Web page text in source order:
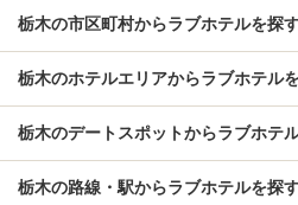
栃木の市区町村からラブホテルを探
栃木のホテルエリアからラブホテル
栃木のデートスポットからラブホテ
栃木の路線・駅からラブホテルを探